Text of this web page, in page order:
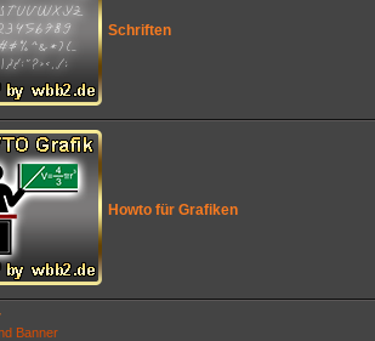
Schriften
Howto für Grafiken
Banner